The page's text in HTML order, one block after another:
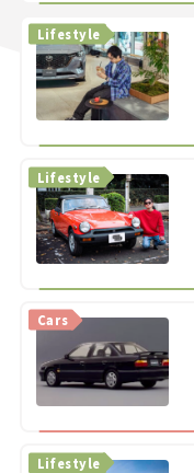
Lifestyle
Lifestyle
Cars
Lifestyle